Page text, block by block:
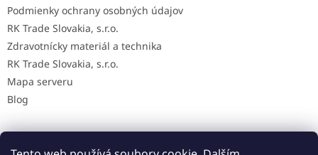
Podmienky ochrany osobných údajov
RK Trade Slovakia, s.r.o.
Zdravotnícky materiál a technika
RK Trade Slovakia, s.r.o.
Mapa serveru
Blog